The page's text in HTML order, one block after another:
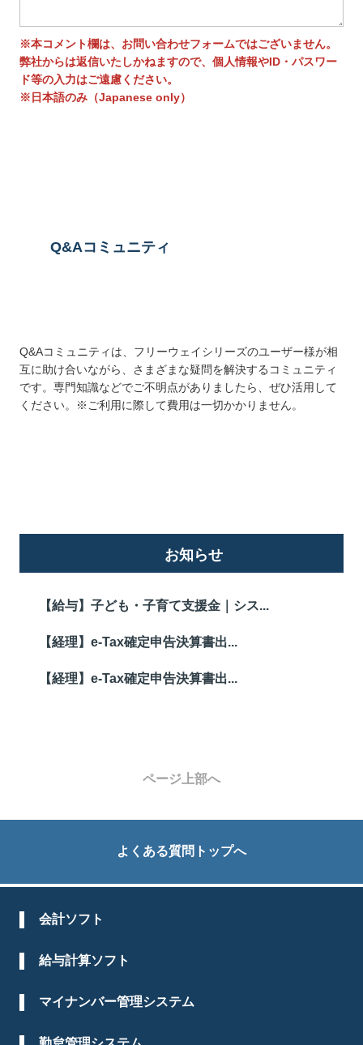
※本コメント欄は、お問い合わせフォームではございません。
弊社からは返信いたしかねますので、個人情報やID・パスワー
ド等の入力はご遠慮ください。
※日本語のみ（Japanese only）
Q&Aコミュニティ
Q&Aコミュニティは、フリーウェイシリーズのユーザー様が相
互に助け合いながら、さまざまな疑問を解決するコミュニティ
です。専門知識などでご不明点がありましたら、ぜひ活用して
ください。※ご利用に際して費用は一切かかりません。
お知らせ
【給与】子ども・子育て支援金｜シス...
【経理】e-Tax確定申告決算書出...
【経理】e-Tax確定申告決算書出...
ページ上部へ
よくある質問トップへ
会計ソフト
給与計算ソフト
マイナンバー管理システム